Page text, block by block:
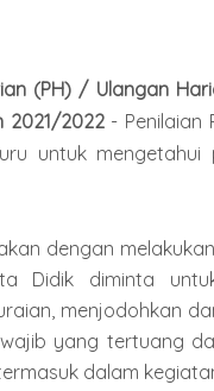
(PH) / Ulangan
2021/2022- Penilaian
untuk mengetahui
dengan
Didik diminta
menjodohkan
yang tertuang
dalam